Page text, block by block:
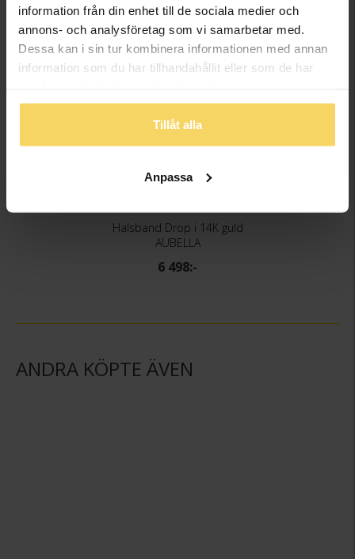
information från din enhet till de sociala medier och
annons- och analysföretag som vi samarbetar med.
Dessa kan i sin tur kombinera informationen med annan
information som du har tillhandahållit eller som de har
Tillåt alla
Anpassa
Bästsäljare
Halsband Drop i 14K guld
AUBELLA
6 498:-
ANDRA KÖPTE ÄVEN